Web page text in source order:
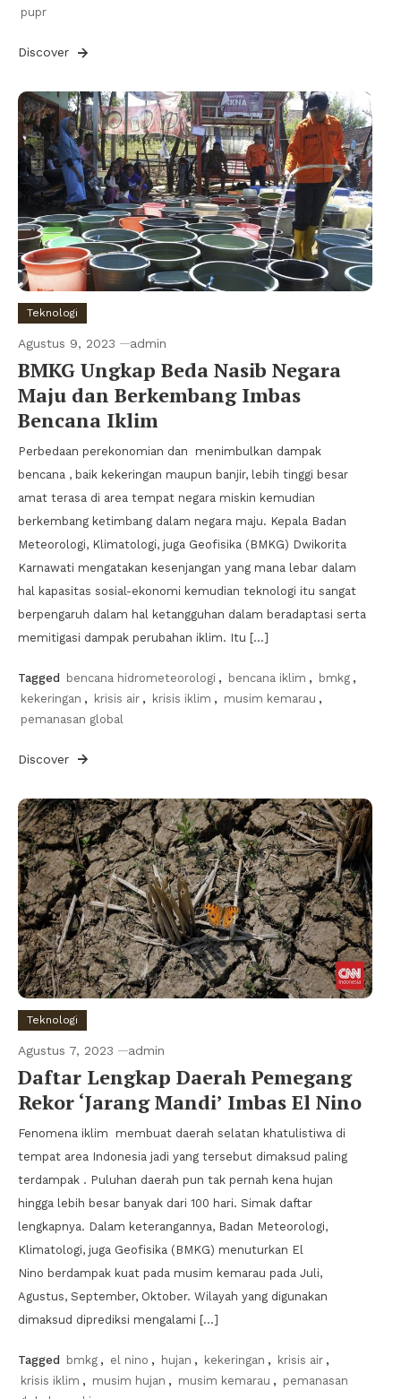
pupr
Discover
Teknologi
Agustus 9, 2023 admin
BMKG Ungkap Beda Nasib Negara
Maju dan Berkembang Imbas
Bencana Iklim
Perbedaan perekonomian dan menimbulkan dampak
bencana , baik kekeringan maupun banjir, lebih tinggi besar
amat terasa di area tempat negara miskin kemudian
berkembang ketimbang dalam negara maju. Kepala Badan
Meteorologi, Klimatologi, juga Geofisika (BMKG) Dwikorita
Karnawati mengatakan kesenjangan yang mana lebar dalam
hal kapasitas sosial-ekonomi kemudian teknologi itu sangat
berpengaruh dalam hal ketangguhan dalam beradaptasi serta
memitigasi dampak perubahan iklim. Itu […]
Tagged bencana hidrometeorologi , bencana iklim , bmkg ,
kekeringan , krisis air , krisis iklim , musim kemarau ,
pemanasan global
Discover
Teknologi
Agustus 7, 2023 admin
Daftar Lengkap Daerah Pemegang
Rekor ‘Jarang Mandi’ Imbas El Nino
Fenomena iklim membuat daerah selatan khatulistiwa di
tempat area Indonesia jadi yang tersebut dimaksud paling
terdampak . Puluhan daerah pun tak pernah kena hujan
hingga lebih besar banyak dari 100 hari. Simak daftar
lengkapnya. Dalam keterangannya, Badan Meteorologi,
Klimatologi, juga Geofisika (BMKG) menuturkan El
Nino berdampak kuat pada musim kemarau pada Juli,
Agustus, September, Oktober. Wilayah yang digunakan
dimaksud diprediksi mengalami […]
Tagged bmkg , el nino , hujan , kekeringan , krisis air ,
krisis iklim , musim hujan , musim kemarau , pemanasan